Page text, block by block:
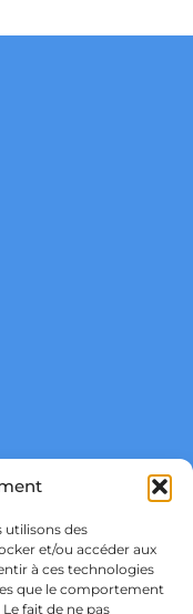
utilisons des
et/ou accéder aux
à ces technologies
que le comportement
fait de ne pas